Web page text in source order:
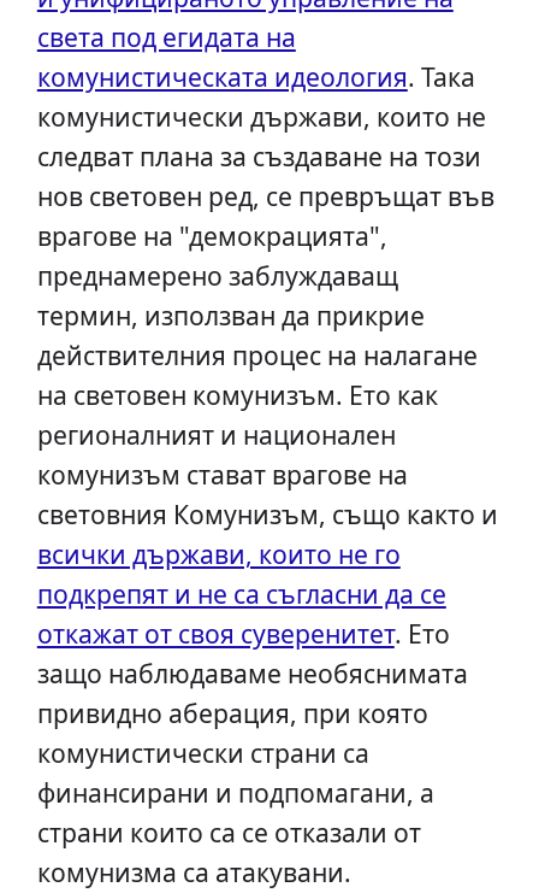
света под егидата на
комунистическата идеология. Така
комунистически държави, които не
следват плана за създаване на този
нов световен ред, се превръщат във
врагове на "демокрацията",
преднамерено заблуждаващ
термин, използван да прикрие
действителния процес на налагане
на световен комунизъм. Ето как
регионалният и национален
комунизъм стават врагове на
световния Комунизъм, също както и
всички държави, които не го
подкрепят и не са съгласни да се
откажат от своя суверенитет. Ето
защо наблюдаваме необяснимата
привидно аберация, при която
комунистически страни са
финансирани и подпомагани, а
страни които са се отказали от
комунизма са атакувани.